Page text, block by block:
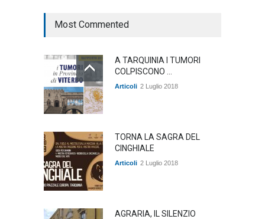
Most Commented
A TARQUINIA I TUMORI
COLPISCONO ...
Articoli 2 Luglio 2018
TORNA LA SAGRA DEL
CINGHIALE
Articoli 2 Luglio 2018
AGRARIA, IL SILENZIO